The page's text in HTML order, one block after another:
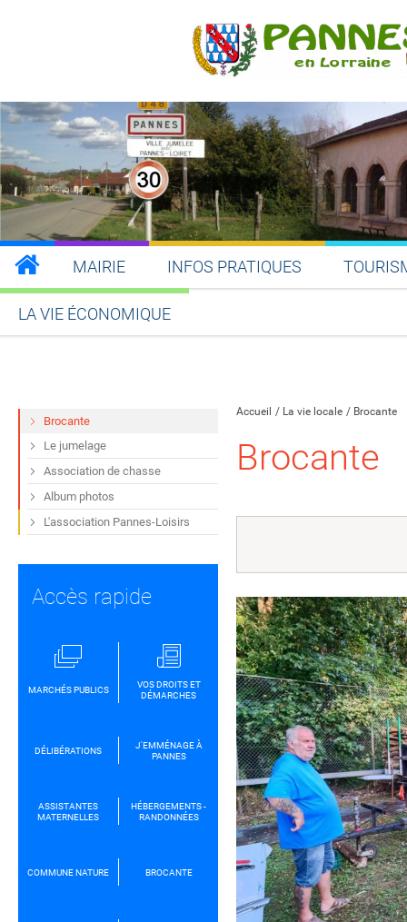
MAIRIE INFOS PRATIQUES
LA VIE ÉCONOMIQUE
Accueil La vie locale Brocante
Brocante
Brocante
Le jumelage
Association de chasse
Album photos
L'association Pannes-Loisirs
Accès rapide
MARCHÉS PUBLICS
VOS DROITS ET
DÉMARCHES
DÉLIBÉRATIONS
J'EMMÉNAGE À
PANNES
ASSISTANTES
MATERNELLES
HÉBERGEMENTS -
RANDONNÉES
COMMUNE NATURE BROCANTE